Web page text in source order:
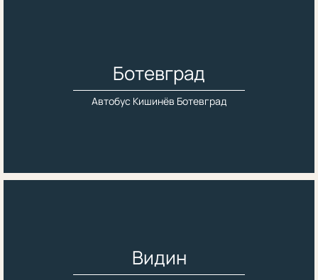
Ботевград
Автобус Кишинёв Ботевград
Видин